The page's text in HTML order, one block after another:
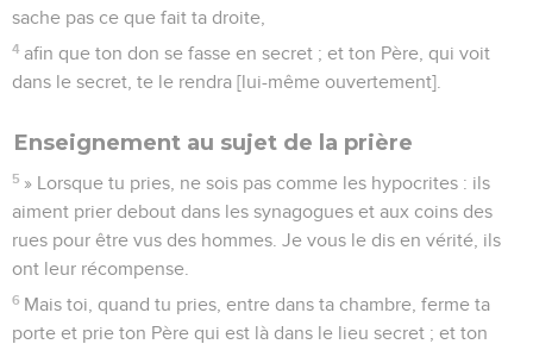
sache pas ce que fait ta droite,
4 afin que ton don se fasse en secret ; et ton Père, qui voit
dans le secret, te le rendra [lui-même ouvertement].
Enseignement au sujet de la prière
5 » Lorsque tu pries, ne sois pas comme les hypocrites : ils
aiment prier debout dans les synagogues et aux coins des
rues pour être vus des hommes. Je vous le dis en vérité, ils
ont leur récompense.
6 Mais toi, quand tu pries, entre dans ta chambre, ferme ta
porte et prie ton Père qui est là dans le lieu secret ; et ton